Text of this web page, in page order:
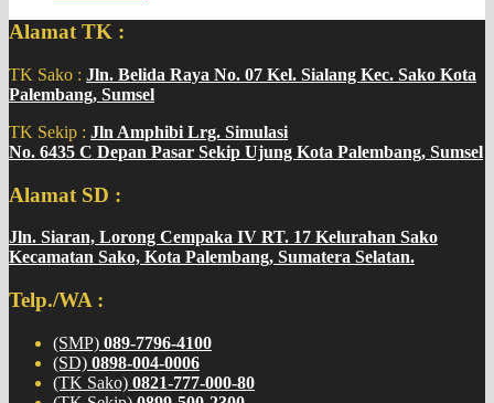
Alamat TK :
TK Sako : Jln. Belida Raya No. 07 Kel. Sialang Kec. Sako Kota
Palembang, Sumsel
TK Sekip : Jln Amphibi Lrg. Simulasi
No. 6435 C Depan Pasar Sekip Ujung Kota Palembang, Sumsel
Alamat SD :
Jln. Siaran, Lorong Cempaka IV RT. 17 Kelurahan Sako
Kecamatan Sako, Kota Palembang, Sumatera Selatan.
Telp./WA :
(SMP) 089-7796-4100
(SD) 0898-004-0006
(TK Sako) 0821-777-000-80